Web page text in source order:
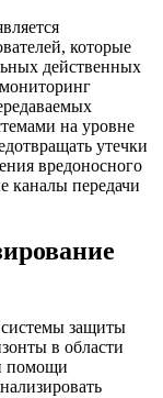
которые
действенных
на уровне
утечки
вредоносного
каналы передачи
системы защиты
в области
помощи